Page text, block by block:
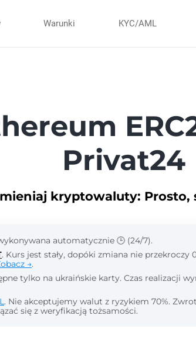
Warunki KYC/AML
Privat24
kryptowaluty: Prosto,
automatycznie 🕒 (24/7).
. Kurs jest stały, dopóki zmiana nie przekroczy
→.
tylko na ukraińskie karty. Czas realizacji
. Nie akceptujemy walut z ryzykiem 70%.
się z weryfikacją tożsamości.